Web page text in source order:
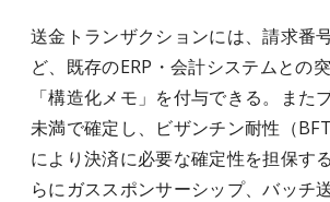
送金トランザクションには、請求番
ど、既存のERP・会計システムとの
「構造化メモ」を付与できる。また
未満で確定し、ビザンチン耐性（
により決済に必要な確定性を担保す
らにガススポンサーシップ、バッチ